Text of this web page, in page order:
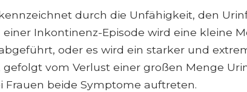
durch die Unfähigkeit, den
Inkontinenz-Episode wird eine kleine
oder es wird ein starker und
vom Verlust einer großen Menge
Frauen beide Symptome auftreten.